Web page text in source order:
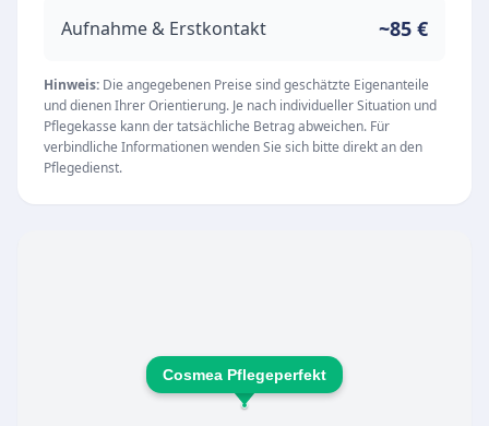
Betreuung im Mittelpunkt der täglichen Arbeit.
Das Leistungsspektrum umfasst eine
individuelle und wertschätzende Betreuung, die
genau auf die persönlichen Bedürfnisse der
Patienten zugeschnitten ist. Die erfahrenen
mobilen Pflegeteams vereinen fachliche
Fortbildungen und Qualitätssicherung dafür
sorgt, dass die Pflege stets auf höchstem
Aufnahme & Erstkontakt ~85 €
Hinweis: Die angegebenen Preise sind geschätzte Eigenanteile
und dienen Ihrer Orientierung. Je nach individueller Situation und
Pflegekasse kann der tatsächliche Betrag abweichen. Für
verbindliche Informationen wenden Sie sich bitte direkt an den
Pflegedienst.
Cosmea Pflegeperfekt